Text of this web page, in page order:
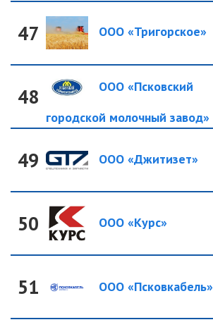
47 ООО «Тригорское»
48
ООО «Псковский
городской молочный завод»
49 ООО «Джитизет»
50 ООО «Курс»
51 ООО «Псковкабель»